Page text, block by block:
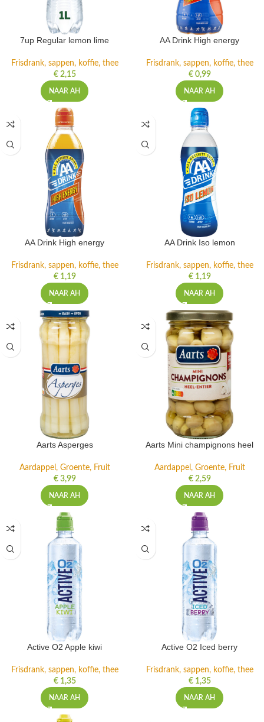
7up Regular lemon lime
Frisdrank, sappen, koffie, thee
€2,15
NAAR AH
AA Drink High energy
Frisdrank, sappen, koffie, thee
€0,99
NAAR AH
AA Drink High energy
Frisdrank, sappen, koffie, thee
€1,19
NAAR AH
AA Drink Iso lemon
Frisdrank, sappen, koffie, thee
€1,19
NAAR AH
Aarts Asperges
Aardappel, Groente, Fruit
€3,99
NAAR AH
Aarts Mini champignons heel
Aardappel, Groente, Fruit
€2,59
NAAR AH
Active O2 Apple kiwi
Frisdrank, sappen, koffie, thee
€1,35
NAAR AH
Active O2 Iced berry
Frisdrank, sappen, koffie, thee
€1,35
NAAR AH